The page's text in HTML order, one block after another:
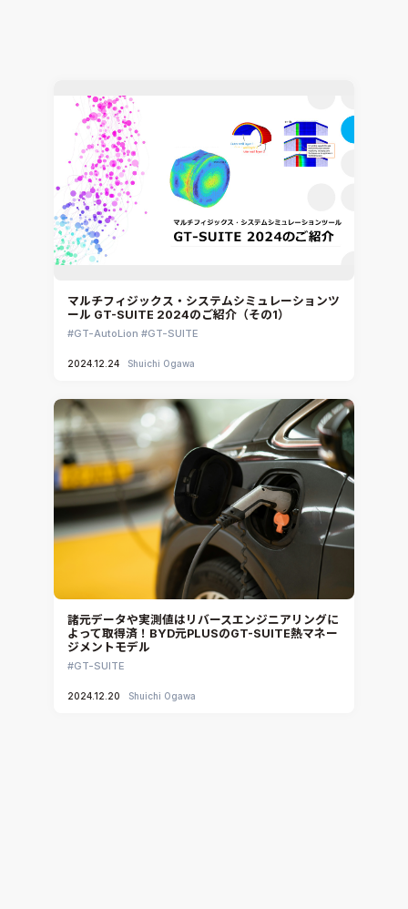
マルチフィジックス・システムシミュレーションツ
ール GT-SUITE 2024のご紹介（その1）
GT-AutoLion GT-SUITE
2024.12.24 Shuichi Ogawa
諸元データや実測値はリバースエンジニアリングに
よって取得済！BYD元PLUSのGT-SUITE熱マネー
ジメントモデル
GT-SUITE
2024.12.20 Shuichi Ogawa